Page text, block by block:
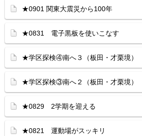
★0901 関東大震災から100年
★0831 電子黒板を使いこなす
★学区探検④南へ３（板田・才栗境）
★学区探検③南へ２（板田・才栗境）
★0829 2学期を迎える
★0821 運動場がスッキリ